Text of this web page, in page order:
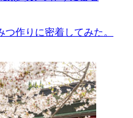
作りに密着してみた。